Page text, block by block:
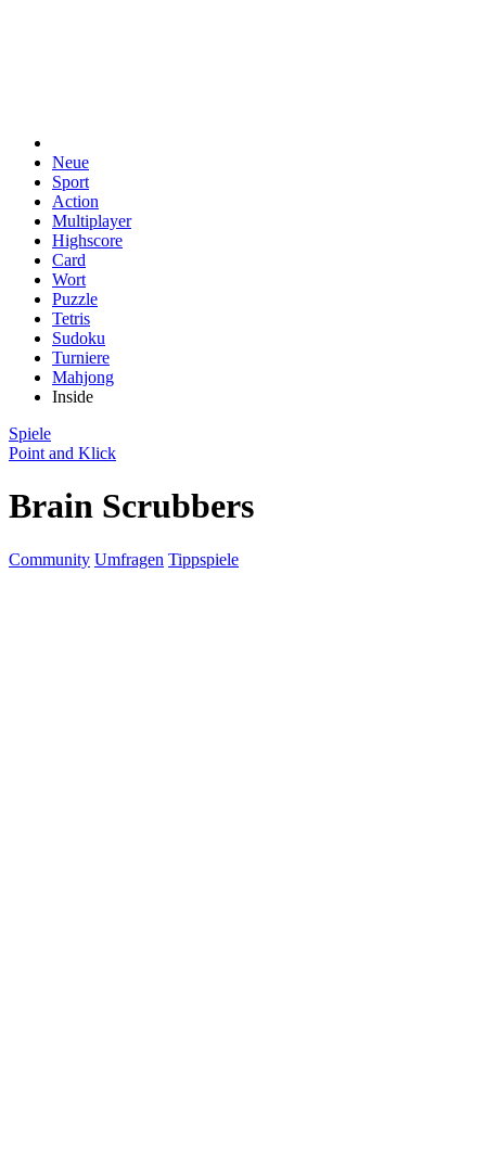
Neue
Sport
Action
Multiplayer
Highscore
Card
Wort
Puzzle
Tetris
Sudoku
Turniere
Mahjong
Inside
Spiele
Point and Klick
Brain Scrubbers
Community Umfragen Tippspiele